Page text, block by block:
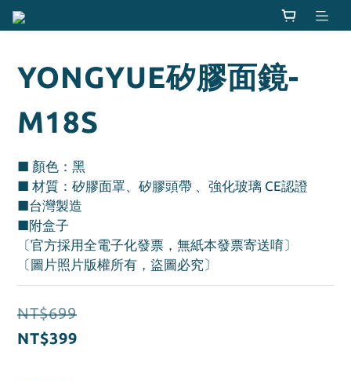
YONGYUE矽膠面鏡-
M18S
■ 顏色：黑
■ 材質：矽膠面罩、矽膠頭帶 、強化玻璃 CE認證
■台灣製造
■附盒子
〔官方採用全電子化發票，無紙本發票寄送唷〕
〔圖片照片版權所有，盜圖必究〕
NT$699
NT$399